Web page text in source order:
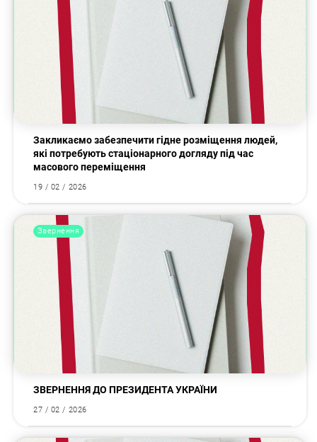
Закликаємо забезпечити гідне розміщення людей,
які потребують стаціонарного догляду під час
масового переміщення
19 / 02 / 2026
Звернення
ЗВЕРНЕННЯ ДО ПРЕЗИДЕНТА УКРАЇНИ
27 / 02 / 2026